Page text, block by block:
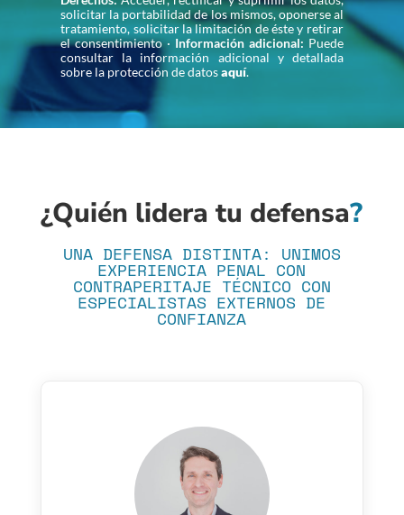
solicitar la portabilidad de los mismos, oponerse al
tratamiento, solicitar la limitación de éste y retirar
el consentimiento · Información adicional: Puede
consultar la información adicional y detallada
sobre la protección de datosaquí.
¿Quién lidera tu defensa?
UNA DEFENSA DISTINTA: UNIMOS
EXPERIENCIA PENAL CON
CONTRAPERITAJE TÉCNICO CON
ESPECIALISTAS EXTERNOS DE
CONFIANZA